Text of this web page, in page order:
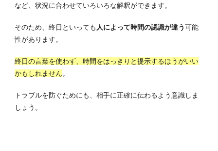
など、状況に合わせていろいろな解釈ができます。
そのため、終日といっても 人によって時間の認識が違う可能
性があります。
終日の言葉を使わず、時間をはっきりと提示するほうがいい
かもしれません。
トラブルを防ぐためにも、相手に正確に伝わるよう意識しま
しょう。